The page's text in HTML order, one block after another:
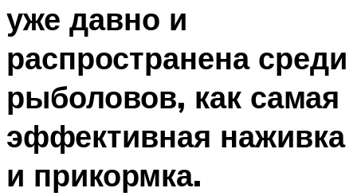
уже давно и
распространена среди
рыболовов, как самая
эффективная наживка
и прикормка.